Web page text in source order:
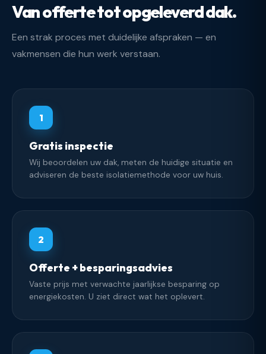
Van offerte tot opgeleverd dak.
Een strak proces met duidelijke afspraken — en
vakmensen die hun werk verstaan.
1
Gratis inspectie
Wij beoordelen uw dak, meten de huidige situatie en
adviseren de beste isolatiemethode voor uw huis.
2
Offerte + besparingsadvies
Vaste prijs met verwachte jaarlijkse besparing op
energiekosten. U ziet direct wat het oplevert.